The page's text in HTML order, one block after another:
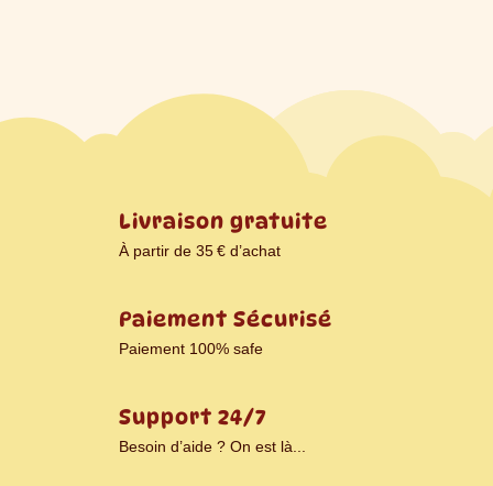
Livraison gratuite
À partir de 35 € d’achat
Paiement Sécurisé
Paiement 100% safe
Support 24/7
Besoin d’aide ? On est là...